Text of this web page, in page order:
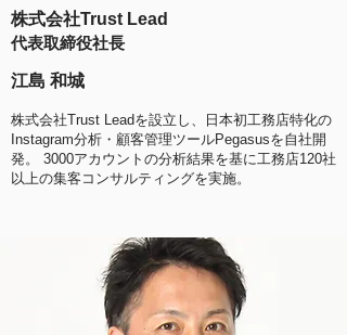
株式会社Trust Lead
代表取締役社長
江島 和城
株式会社Trust Leadを設立し、日本初工務店特化の
Instagram分析・顧客管理ツールPegasusを自社開
発。 3000アカウントの分析結果を基に工務店120社
以上の集客コンサルティングを実施。